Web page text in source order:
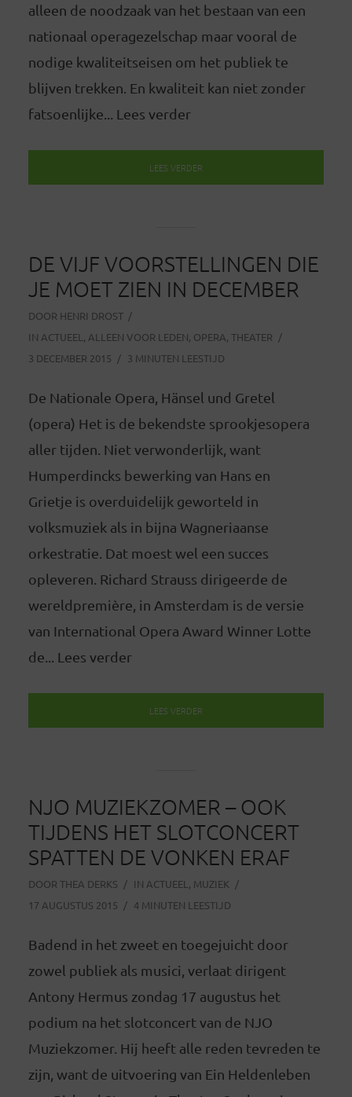
alleen de noodzaak van het bestaan van een
nationaal operagezelschap maar vooral de
nodige kwaliteitseisen om het publiek te
blijven trekken. En kwaliteit kan niet zonder
fatsoenlijke... Lees verder
LEES VERDER
DE VIJF VOORSTELLINGEN DIE
JE MOET ZIEN IN DECEMBER
DOOR HENRI DROST
IN ACTUEEL , ALLEEN VOOR LEDEN, OPERA, THEATER
3 DECEMBER 2015
3 MINUTEN LEESTIJD
De Nationale Opera, Hänsel und Gretel
(opera) Het is de bekendste sprookjesopera
aller tijden. Niet verwonderlijk, want
Humperdincks bewerking van Hans en
Grietje is overduidelijk geworteld in
volksmuziek als in bijna Wagneriaanse
orkestratie. Dat moest wel een succes
opleveren. Richard Strauss dirigeerde de
wereldpremière, in Amsterdam is de versie
van International Opera Award Winner Lotte
de... Lees verder
LEES VERDER
NJO MUZIEKZOMER – OOK
TIJDENS HET SLOTCONCERT
SPATTEN DE VONKEN ERAF
DOOR THEA DERKS IN ACTUEEL , MUZIEK
17 AUGUSTUS 2015
4 MINUTEN LEESTIJD
Badend in het zweet en toegejuicht door
zowel publiek als musici, verlaat dirigent
Antony Hermus zondag 17 augustus het
podium na het slotconcert van de NJO
Muziekzomer. Hij heeft alle reden tevreden te
zijn, want de uitvoering van Ein Heldenleben